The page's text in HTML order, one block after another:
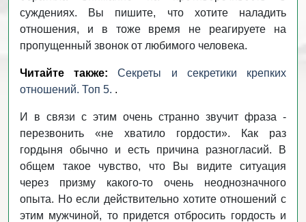
суждениях. Вы пишите, что хотите наладить
отношения, и в тоже время не реагируете на
пропущенный звонок от любимого человека.
Читайте также:
Секреты и секретики крепких
отношений. Топ 5. .
И в связи с этим очень странно звучит фраза -
перезвонить «не хватило гордости». Как раз
гордыня обычно и есть причина разногласий. В
общем такое чувство, что Вы видите ситуация
через призму какого-то очень неоднозначного
опыта. Но если действительно хотите отношений с
этим мужчиной, то придется отбросить гордость и